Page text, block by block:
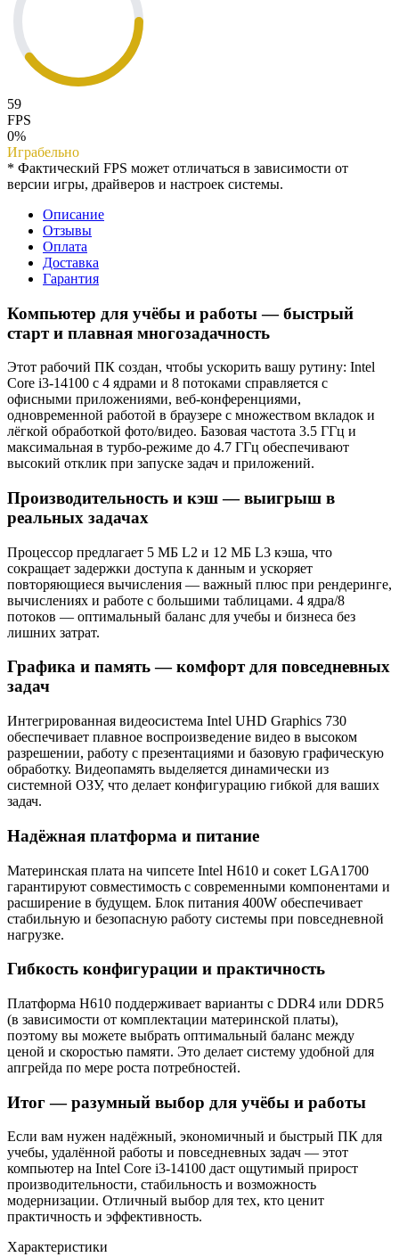
59
FPS
0%
Играбельно
* Фактический FPS может отличаться в зависимости от
версии игры, драйверов и настроек системы.
Описание
Отзывы
Оплата
Доставка
Гарантия
Компьютер для учёбы и работы — быстрый
старт и плавная многозадачность
Этот рабочий ПК создан, чтобы ускорить вашу рутину: Intel
Core i3-14100 с 4 ядрами и 8 потоками справляется с
офисными приложениями, веб-конференциями,
одновременной работой в браузере с множеством вкладок и
лёгкой обработкой фото/видео. Базовая частота 3.5 ГГц и
максимальная в турбо‑режиме до 4.7 ГГц обеспечивают
высокий отклик при запуске задач и приложений.
Производительность и кэш — выигрыш в
реальных задачах
Процессор предлагает 5 МБ L2 и 12 МБ L3 кэша, что
сокращает задержки доступа к данным и ускоряет
повторяющиеся вычисления — важный плюс при рендеринге,
вычислениях и работе с большими таблицами. 4 ядра/8
потоков — оптимальный баланс для учебы и бизнеса без
лишних затрат.
Графика и память — комфорт для повседневных
задач
Интегрированная видеосистема Intel UHD Graphics 730
обеспечивает плавное воспроизведение видео в высоком
разрешении, работу с презентациями и базовую графическую
обработку. Видеопамять выделяется динамически из
системной ОЗУ, что делает конфигурацию гибкой для ваших
задач.
Надёжная платформа и питание
Материнская плата на чипсете Intel H610 и сокет LGA1700
гарантируют совместимость с современными компонентами и
расширение в будущем. Блок питания 400W обеспечивает
стабильную и безопасную работу системы при повседневной
нагрузке.
Гибкость конфигурации и практичность
Платформа H610 поддерживает варианты с DDR4 или DDR5
(в зависимости от комплектации материнской платы),
поэтому вы можете выбрать оптимальный баланс между
ценой и скоростью памяти. Это делает систему удобной для
апгрейда по мере роста потребностей.
Итог — разумный выбор для учёбы и работы
Если вам нужен надёжный, экономичный и быстрый ПК для
учебы, удалённой работы и повседневных задач — этот
компьютер на Intel Core i3-14100 даст ощутимый прирост
производительности, стабильность и возможность
модернизации. Отличный выбор для тех, кто ценит
практичность и эффективность.
Характеристики